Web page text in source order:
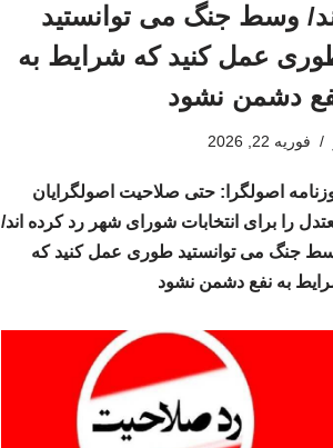
وسط جنگ می توانستید
عمل کنید که شرایط به
دشمن نشود
فوریه 22, 2026
اصولگرا: حتی صلاحیت اصولگرایان
را برای انتخابات شورای شهر رد کرده اند/
جنگ می توانستید طوری عمل کنید که
به نفع دشمن نشود